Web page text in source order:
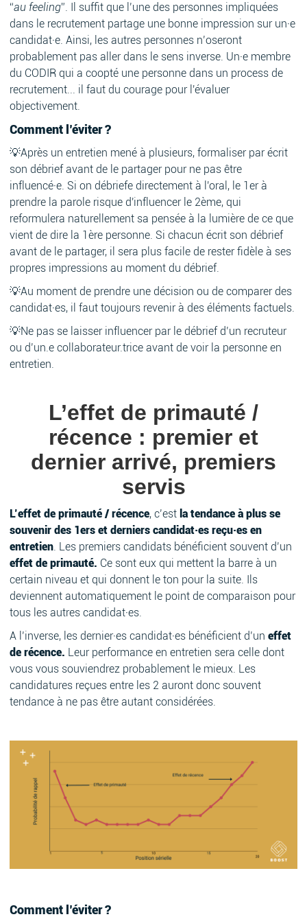
“au feeling”. Il suffit que l’une des personnes impliquées
dans le recrutement partage une bonne impression sur un·e
candidat·e. Ainsi, les autres personnes n’oseront
probablement pas aller dans le sens inverse. Un·e membre
du CODIR qui a coopté une personne dans un process de
recrutement... il faut du courage pour l'évaluer
objectivement.
Comment l’éviter ?
💡Après un entretien mené à plusieurs, formaliser par écrit
son débrief avant de le partager pour ne pas être
influencé·e. Si on débriefe directement à l'oral, le 1er à
prendre la parole risque d'influencer le 2ème, qui
reformulera naturellement sa pensée à la lumière de ce que
vient de dire la 1ère personne. Si chacun écrit son débrief
avant de le partager, il sera plus facile de rester fidèle à ses
propres impressions au moment du débrief.
💡Au moment de prendre une décision ou de comparer des
candidat·es, il faut toujours revenir à des éléments factuels.
💡Ne pas se laisser influencer par le débrief d’un recruteur
ou d’un.e collaborateur.trice avant de voir la personne en
entretien.
L’effet de primauté /
récence : premier et
dernier arrivé, premiers
servis
L’effet de primauté / récence, c’est la tendance à plus se
souvenir des 1ers et derniers candidat·es reçu·es en
entretien. Les premiers candidats bénéficient souvent d’un
effet de primauté. Ce sont eux qui mettent la barre à un
certain niveau et qui donnent le ton pour la suite. Ils
deviennent automatiquement le point de comparaison pour
tous les autres candidat·es.
A l’inverse, les dernier·es candidat·es bénéficient d’uneffet
de récence. Leur performance en entretien sera celle dont
vous vous souviendrez probablement le mieux. Les
candidatures reçues entre les 2 auront donc souvent
tendance à ne pas être autant considérées.
Comment l’éviter ?